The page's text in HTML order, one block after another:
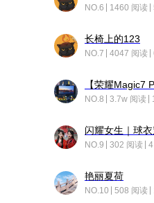
NO.6 1460 阅读
长椅上的123
NO.7 4047 阅读
NO.8 3.7w 阅读
闪耀女生｜球
NO.9 302 阅读
艳丽夏荷
NO.10 508 阅读